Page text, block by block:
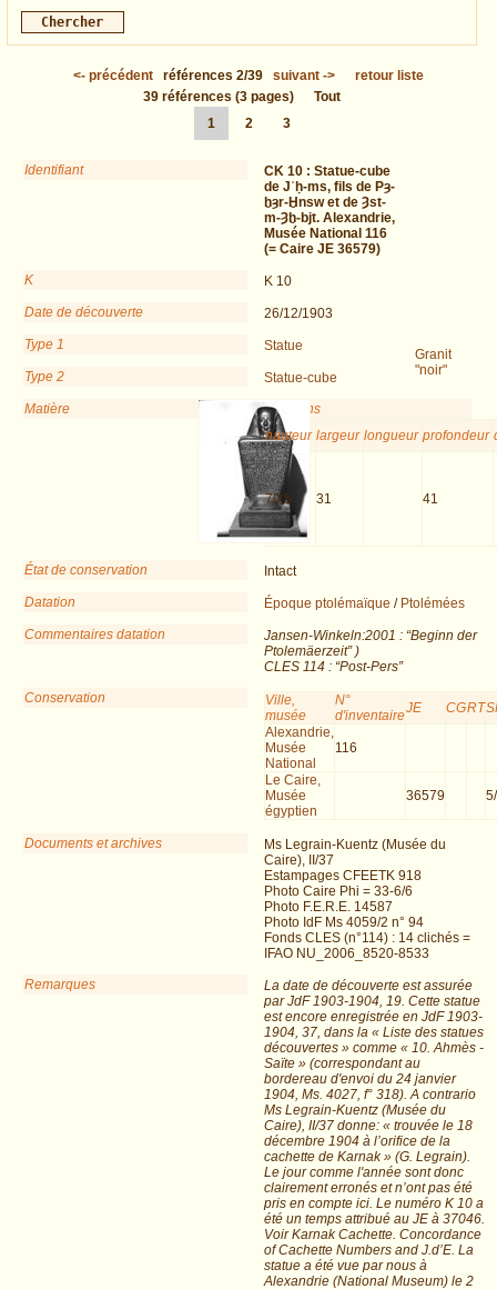
<- précédent références 2/39 suivant ->
retour liste
39 références (3 pages)
Tout
1
2 3
Identifiant CK 10 : Statue-cube
de Jʿḥ-ms, fils de Pȝ-
ḫȝr-Ḫnsw et de Ȝst-
m-Ȝḫ-bjt. Alexandrie,
Musée National 116
(= Caire JE 36579)
K
K 10
Date de découverte
26/12/1903
Type 1
Statue
Type 2
Statue-cube
Matière
Granit
"noir"
Dimensions
hauteur largeur longueur profondeur
70.5 31 41
État de conservation
Intact
Datation
Époque ptolémaïque / Ptolémées
Commentaires datation
Jansen-Winkeln:2001 : “Beginn der
Ptolemäerzeit” )
CLES 114 : “Post-Pers”
Conservation
Ville,
musée
N°
d'inventaireJE CGRT
Alexandrie,
Musée
National
116
Le Caire,
Musée
égyptien
36579
Documents et archives
Ms Legrain-Kuentz (Musée du
Caire), II/37
Estampages CFEETK 918
Photo Caire Phi = 33-6/6
Photo F.E.R.E. 14587
Photo IdF Ms 4059/2 n° 94
Fonds CLES (n°114) : 14 clichés =
IFAO NU_2006_8520-8533
Remarques
La date de découverte est assurée
par JdF 1903-1904, 19. Cette statue
est encore enregistrée en JdF 1903-
1904, 37, dans la « Liste des statues
découvertes » comme « 10. Ahmès -
Saïte » (correspondant au
bordereau d'envoi du 24 janvier
1904, Ms. 4027, f° 318). A contrario
Ms Legrain-Kuentz (Musée du
Caire), II/37 donne: « trouvée le 18
décembre 1904 à l’orifice de la
cachette de Karnak » (G. Legrain).
Le jour comme l'année sont donc
clairement erronés et n’ont pas été
pris en compte ici. Le numéro K 10 a
été un temps attribué au JE à 37046.
Voir Karnak Cachette. Concordance
of Cachette Numbers and J.d’E. La
statue a été vue par nous à
Alexandrie (National Museum) le 2